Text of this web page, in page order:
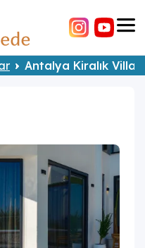
Antalya Kiralık